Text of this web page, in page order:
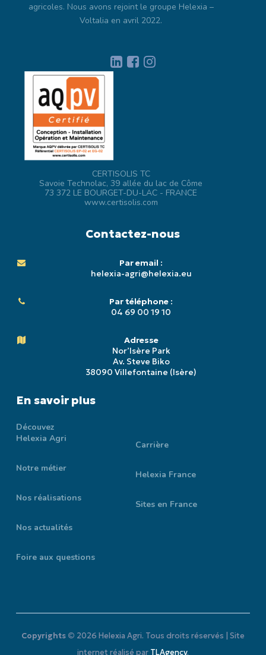
agricoles. Nous avons rejoint le groupe Helexia –
Voltalia en avril 2022.
CERTISOLIS TC
Savoie Technolac, 39 allée du lac de Côme
73 372 LE BOURGET-DU-LAC - FRANCE
www.certisolis.com
Contactez-nous
Par email :
helexia-agri@helexia.eu
Par téléphone :
04 69 00 19 10
Adresse
Nor’Isère Park
Av. Steve Biko
38090 Villefontaine (Isère)
En savoir plus
Découvez
Helexia Agri
Notre métier
Nos réalisations
Nos actualités
Foire aux questions
Carrière
Helexia France
Sites en France
Copyrights © 2026 Helexia Agri. Tous droits réservés | Site
internet réalisé par TLAgency.